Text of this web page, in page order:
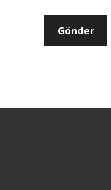
Gönder